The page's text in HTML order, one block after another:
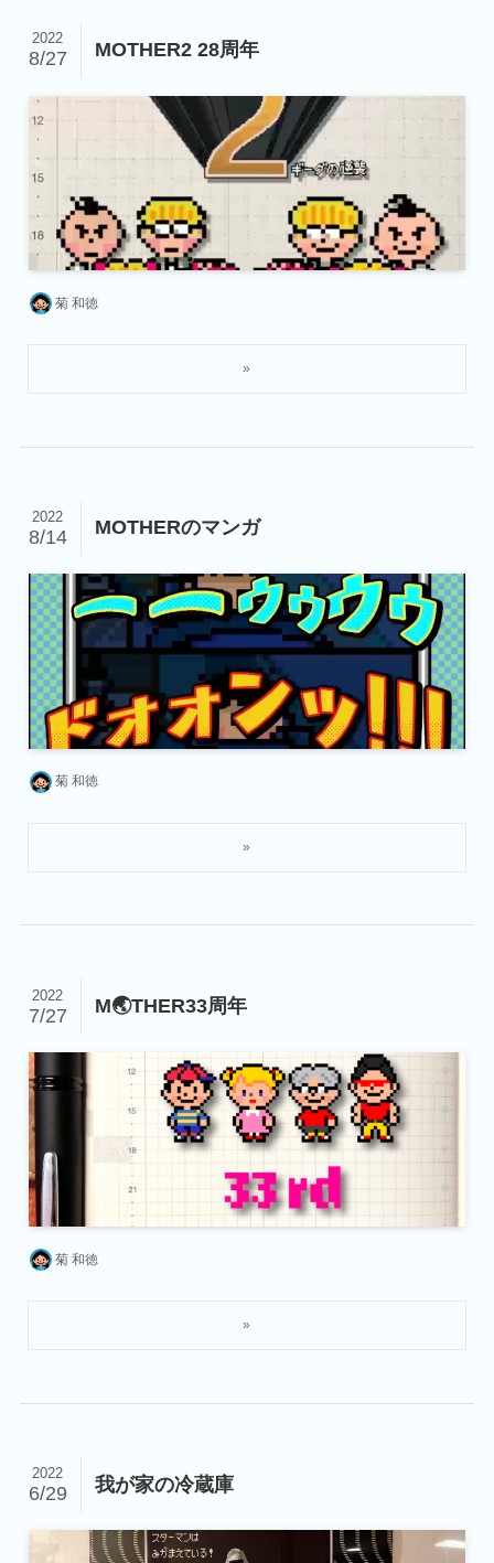
MOTHER2 28周年
2022
8/27
菊 和徳
MOTHERのマンガ
2022
8/14
菊 和徳
M🌏THER33周年
2022
7/27
菊 和徳
我が家の冷蔵庫
2022
6/29